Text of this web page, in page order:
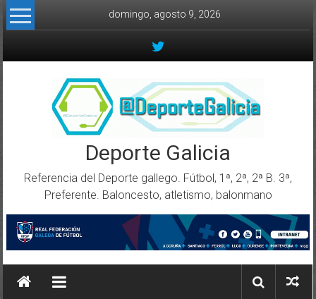
Skip to content
domingo, agosto 9, 2026
Deporte Galicia
Referencia del Deporte gallego. Fútbol, 1ª, 2ª, 2ª B. 3ª,
Preferente. Baloncesto, atletismo, balonmano